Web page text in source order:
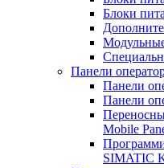
Блоки
Панели
Панели
Панели
Mobile
SIMATIC